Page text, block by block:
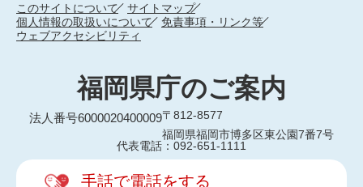
このサイトについて
サイトマップ
個人情報の取扱いについて
免責事項・リンク等
ウェブアクセシビリティ
福岡県庁のご案内
法人番号6000020400009〒812-8577
福岡県福岡市博多区東公園7番7号
代表電話：092-651-1111
手話で電話をする